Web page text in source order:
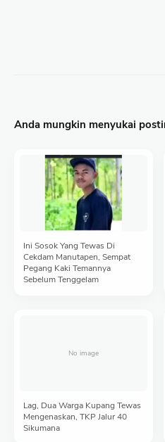
Anda mungkin menyukai
Ini Sosok Yang Tewas Di
Cekdam Manutapen, Sempat
Pegang Kaki Temannya
Sebelum Tenggelam
Lag, Dua Warga Kupang Tewas
Mengenaskan, TKP Jalur 40
Sikumana